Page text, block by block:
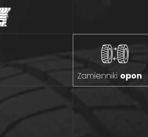
Zamienniki opon